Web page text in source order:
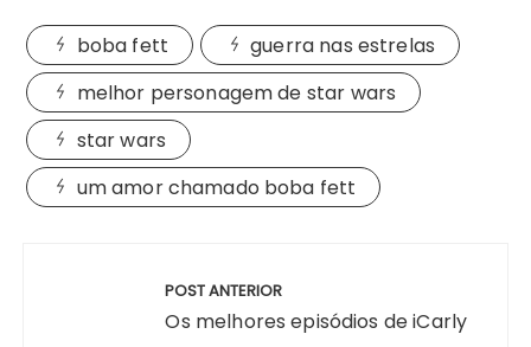
boba fett
guerra nas estrelas
melhor personagem de star wars
star wars
um amor chamado boba fett
POST ANTERIOR
Os melhores episódios de iCarly